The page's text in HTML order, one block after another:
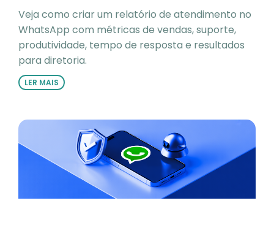
Veja como criar um relatório de atendimento no
WhatsApp com métricas de vendas, suporte,
produtividade, tempo de resposta e resultados
para diretoria.
LER MAIS